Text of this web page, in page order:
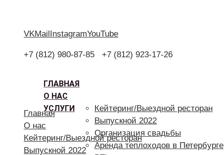
VKMailInstagramYouTube
+7 (812) 980-87-85 +7 (812) 923-17-26
ГЛАВНАЯ
О НАС
УСЛУГИ
Кейтеринг/Выездной ресторан
Выпускной 2022
Организация свадьбы
Аренда теплоходов в Петербурге
Главная
О нас
Кейтеринг/Выездной ресторан
Выпускной 2022